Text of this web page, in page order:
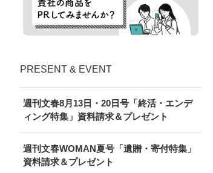
PRESENT & EVENT
週刊文春8月13日・20日号「終活・エンデ
ィング特集」資料請求＆プレゼント
週刊文春WOMAN夏号「遺贈・寄付特集」
資料請求＆プレゼント